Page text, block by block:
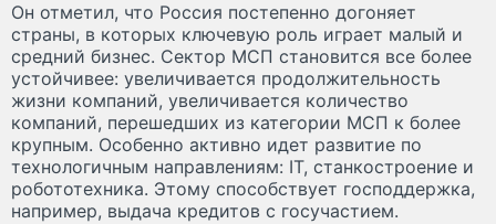
Он отметил, что Россия постепенно догоняет
страны, в которых ключевую роль играет малый и
средний бизнес. Сектор МСП становится все более
устойчивее: увеличивается продолжительность
жизни компаний, увеличивается количество
компаний, перешедших из категории МСП к более
крупным. Особенно активно идет развитие по
технологичным направлениям: IT, станкостроение и
робототехника. Этому способствует господдержка,
например, выдача кредитов с госучастием.